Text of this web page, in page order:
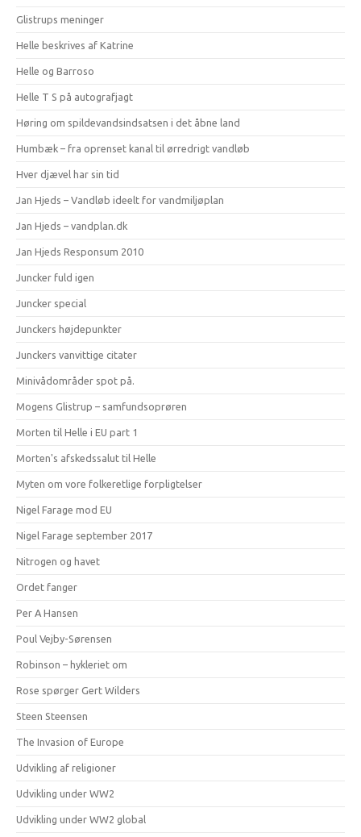
Glistrups meninger
Helle beskrives af Katrine
Helle og Barroso
Helle T S på autografjagt
Høring om spildevandsindsatsen i det åbne land
Humbæk – fra oprenset kanal til ørredrigt vandløb
Hver djævel har sin tid
Jan Hjeds – Vandløb ideelt for vandmiljøplan
Jan Hjeds – vandplan.dk
Jan Hjeds Responsum 2010
Juncker fuld igen
Juncker special
Junckers højdepunkter
Junckers vanvittige citater
Minivådområder spot på.
Mogens Glistrup – samfundsoprøren
Morten til Helle i EU part 1
Morten's afskedssalut til Helle
Myten om vore folkeretlige forpligtelser
Nigel Farage mod EU
Nigel Farage september 2017
Nitrogen og havet
Ordet fanger
Per A Hansen
Poul Vejby-Sørensen
Robinson – hykleriet om
Rose spørger Gert Wilders
Steen Steensen
The Invasion of Europe
Udvikling af religioner
Udvikling under WW2
Udvikling under WW2 global